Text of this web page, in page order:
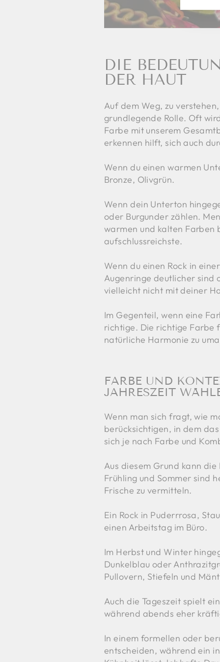
DIE
DER HAUT
Auf dem Weg, zu
grundlegende Rolle. Oft
Farbe mit unserem
erkennen hilft, sich auch
Wenn du einen warmen
Bronze, Olivgrün.
Wenn dein Unterton
oder Burgunder zählen.
warmen und kalten Farben
aufschlussreichste.
Wenn du einen Rock in
Augenringe deutlicher sind
vielleicht nicht mit deiner
Im Gegenteil, wenn eine
richtige. Die richtige Farbe
natürliche Harmonie zu
FARBE UND
JAHRESZEIT
Wenn man sich fragt, wie
berücksichtigen, in dem
sich je nach Farbe und
Aus diesem Grund kann
Frühling und Sommer sind
Frische zu vermitteln.
Ein Rock in Puderrrosa,
einen Arbeitstag im Büro.
Im Herbst und Winter
Dunkelblau oder
Pullovern, Stiefeln und
Auch die Tageszeit spielt
während abends eher
In einem formellen oder
entscheiden, während ein